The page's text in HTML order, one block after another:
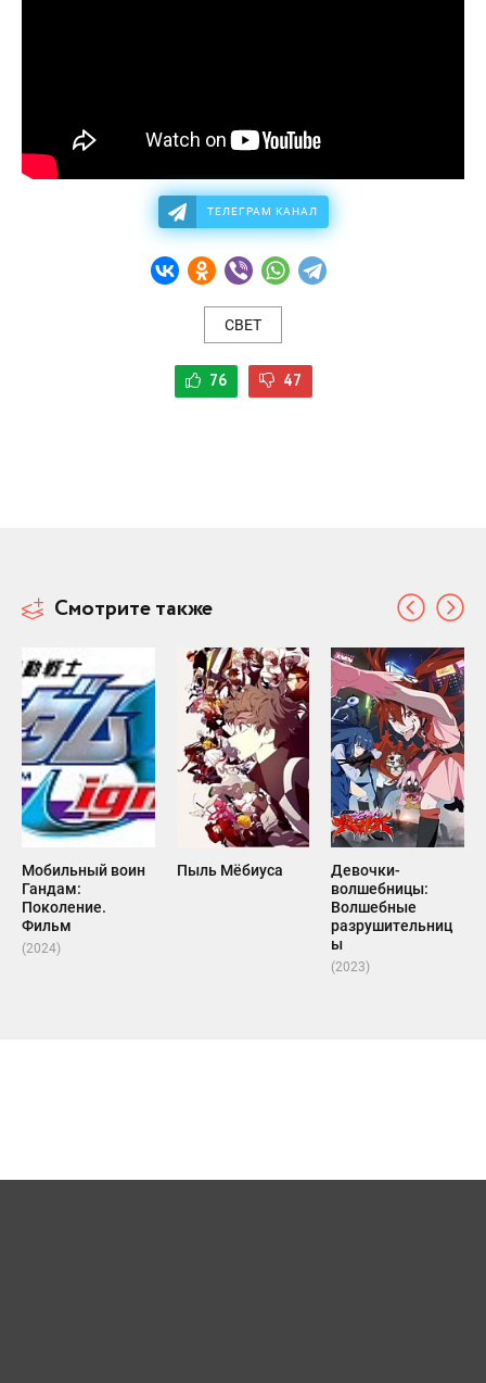
ТЕЛЕГРАМ КАНАЛ
СВЕТ
76 47
Смотрите также
Мобильный воин
Гандам:
Поколение.
Фильм
(2024)
Пыль Мёбиуса
Девочки-
волшебницы:
Волшебные
разрушительниц
ы
(2023)